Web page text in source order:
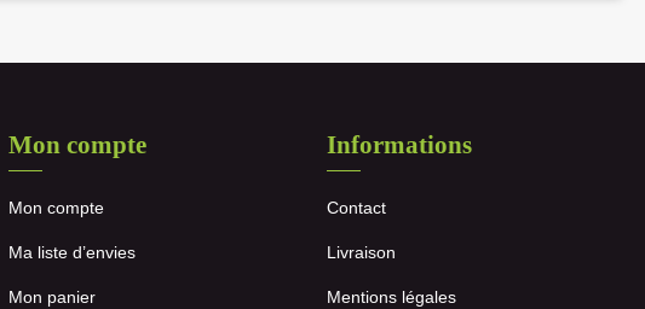
Mon compte
Mon compte
Ma liste d’envies
Mon panier
Informations
Contact
Livraison
Mentions légales